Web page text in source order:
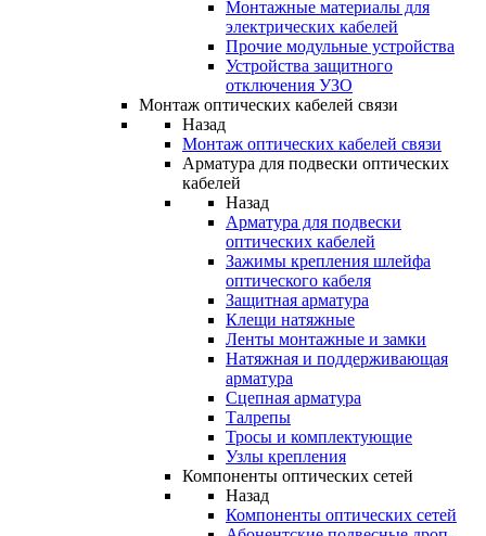
Монтажные материалы для
электрических кабелей
Прочие модульные устройства
Устройства защитного
отключения УЗО
Монтаж оптических кабелей связи
Назад
Монтаж оптических кабелей связи
Арматура для подвески оптических
кабелей
Назад
Арматура для подвески
оптических кабелей
Зажимы крепления шлейфа
оптического кабеля
Защитная арматура
Клещи натяжные
Ленты монтажные и замки
Натяжная и поддерживающая
арматура
Сцепная арматура
Талрепы
Тросы и комплектующие
Узлы крепления
Компоненты оптических сетей
Назад
Компоненты оптических сетей